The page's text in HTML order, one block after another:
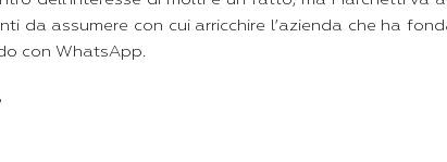
da assumere con cui arricchire l’azienda che ha
con WhatsApp.